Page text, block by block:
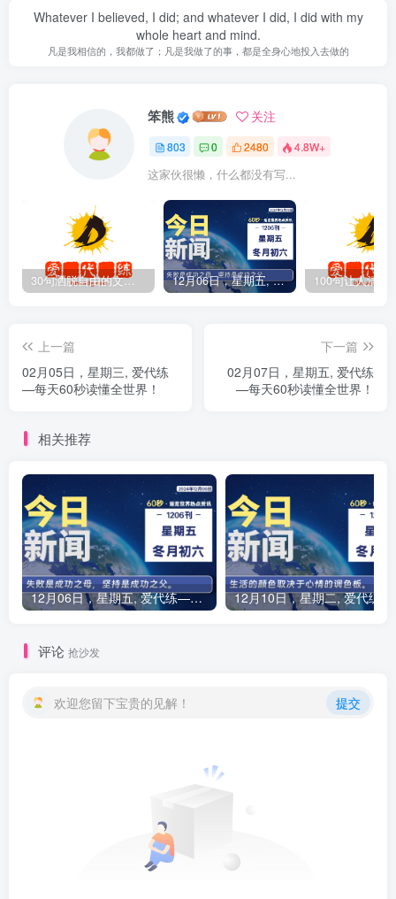
Whatever I believed, I did; and whatever I did, I did with my
whole heart and mind.
凡是我相信的，我都做了；凡是我做了的事，都是全身心地投入去做的
笨熊 关注
803 0 2480 4.8W+
这家伙很懒，什么都没有写...
30句洒脱自由的文案短句 12月06日，星期五, 爱代练—每天60秒读懂全世界！
上一篇
02月05日，星期三, 爱代练
—每天60秒读懂全世界！
下一篇
02月07日，星期五, 爱代练
—每天60秒读懂全世界！
相关推荐
12月06日，星期五, 爱代练—每天60秒读懂全世界！
评论 抢沙发
欢迎您留下宝贵的见解！ 提交